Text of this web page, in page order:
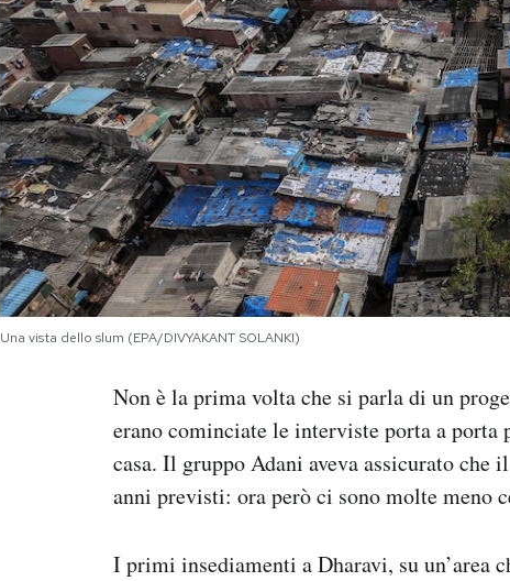
Una vista dello slum (EPA/DIVYAKANT SOLANKI)
Non è la prima volta che si parla di un
erano cominciate le interviste porta a porta
casa. Il gruppo Adani aveva assicurato che
anni previsti: ora però ci sono molte meno
I primi insediamenti a Dharavi, su un’area